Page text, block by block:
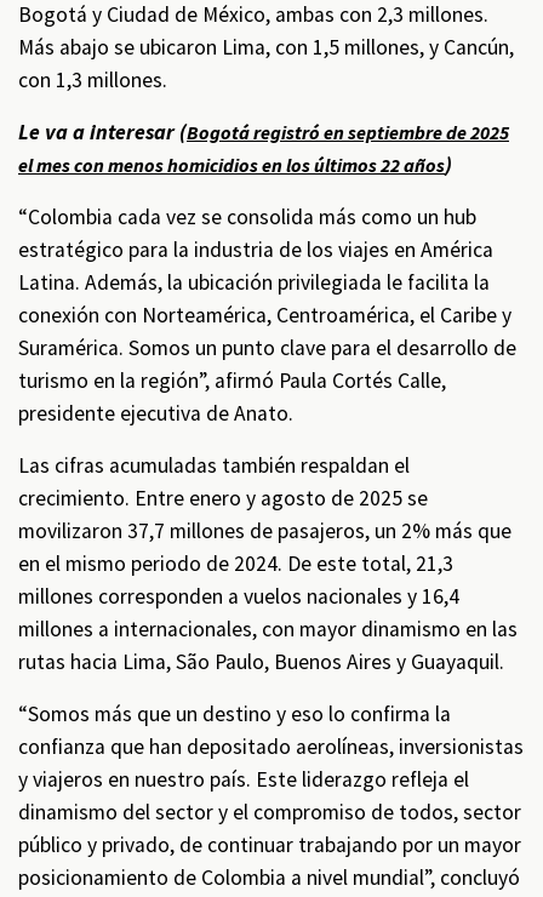
Bogotá y Ciudad de México, ambas con 2,3 millones.
Más abajo se ubicaron Lima, con 1,5 millones, y Cancún,
con 1,3 millones.
Le va a interesar (Bogotá registró en septiembre de 2025
el mes con menos homicidios en los últimos 22 años)
“Colombia cada vez se consolida más como un hub
estratégico para la industria de los viajes en América
Latina. Además, la ubicación privilegiada le facilita la
conexión con Norteamérica, Centroamérica, el Caribe y
Suramérica. Somos un punto clave para el desarrollo de
turismo en la región”, afirmó Paula Cortés Calle,
presidente ejecutiva de Anato.
Las cifras acumuladas también respaldan el
crecimiento. Entre enero y agosto de 2025 se
movilizaron 37,7 millones de pasajeros, un 2% más que
en el mismo periodo de 2024. De este total, 21,3
millones corresponden a vuelos nacionales y 16,4
millones a internacionales, con mayor dinamismo en las
rutas hacia Lima, São Paulo, Buenos Aires y Guayaquil.
“Somos más que un destino y eso lo confirma la
confianza que han depositado aerolíneas, inversionistas
y viajeros en nuestro país. Este liderazgo refleja el
dinamismo del sector y el compromiso de todos, sector
público y privado, de continuar trabajando por un mayor
posicionamiento de Colombia a nivel mundial”, concluyó